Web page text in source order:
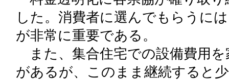
した。消費者に選んでもらうに
が非常に重要である。
また、集合住宅での設備費用
があるが、このまま継続すると